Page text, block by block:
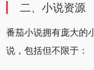
二、小说资源
番茄小说拥有庞大的
说，包括但不限于：